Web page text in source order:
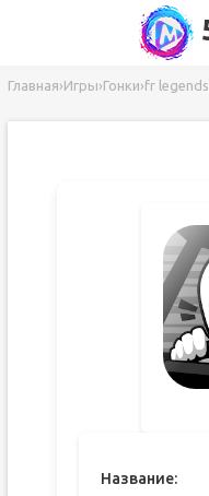
Главная›Игры›Гонки›fr
Название: